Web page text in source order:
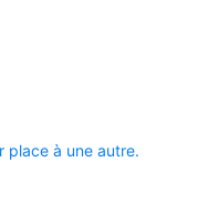
place à une autre.